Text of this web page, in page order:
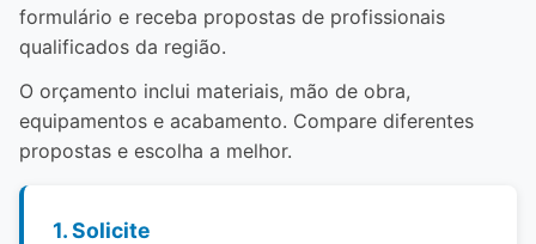
formulário e receba propostas de profissionais
qualificados da região.
O orçamento inclui materiais, mão de obra,
equipamentos e acabamento. Compare diferentes
propostas e escolha a melhor.
1. Solicite